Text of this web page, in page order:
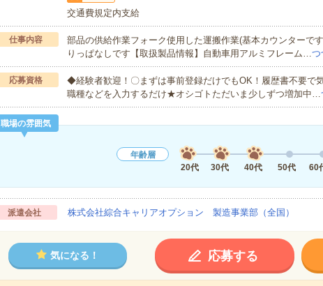
交通費規定内支給
仕事内容
部品の供給作業フォーク使用した運搬作業(基本カウンターで
りっぱなしです【取扱製品情報】自動車用アルミフレーム…つ
応募資格
◆経験者歓迎！〇まずは事前登録だけでもOK！履歴書不要で
職種などを入力するだけ★オシゴトただいま少しずつ増加中…
職場の雰囲気
年齢層
20代
30代 40代 50代 60
派遣会社 株式会社綜合キャリアオプション 製造事業部（全国）
気になる！ 応募する